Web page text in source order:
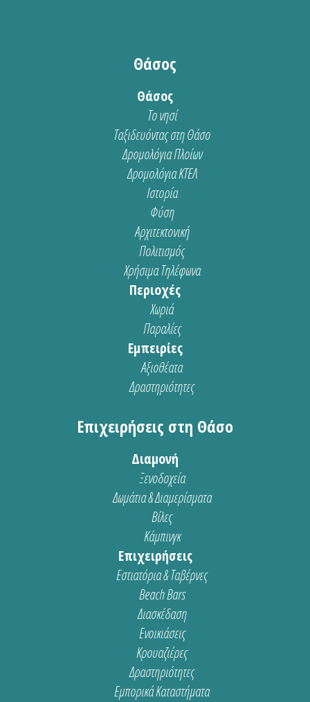
Θάσος
Θάσος
Το νησί
Ταξιδευόντας στη Θάσο
Δρομολόγια Πλοίων
Δρομολόγια ΚΤΕΛ
Ιστορία
Φύση
Αρχιτεκτονική
Πολιτισμός
Χρήσιμα Τηλέφωνα
Περιοχές
Χωριά
Παραλίες
Εμπειρίες
Αξιοθέατα
Δραστηριότητες
Επιχειρήσεις στη Θάσο
Διαμονή
Ξενοδοχεία
Δωμάτια & Διαμερίσματα
Βίλες
Κάμπινγκ
Επιχειρήσεις
Εστιατόρια & Ταβέρνες
Beach Bars
Διασκέδαση
Ενοικιάσεις
Κρουαζιέρες
Δραστηριότητες
Εμπορικά Καταστήματα